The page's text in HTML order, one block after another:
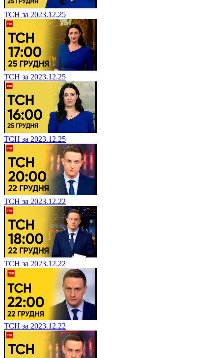
ТСН за 2023.12.25
ТСН за 2023.12.25
ТСН за 2023.12.25
ТСН за 2023.12.22
ТСН за 2023.12.22
ТСН за 2023.12.22